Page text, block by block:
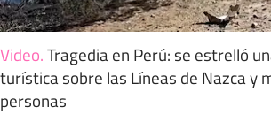
Video.Tragedia en Perú: se estrelló
turística sobre las Líneas de Nazca y
personas